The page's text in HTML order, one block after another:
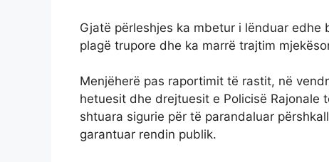
Gjatë përleshjes ka mbetur i lënduar
plagë trupore dhe ka marrë trajtim
Menjëherë pas raportimit të rastit, në
hetuesit dhe drejtuesit e Policisë
shtuara sigurie për të parandaluar
garantuar rendin publik.